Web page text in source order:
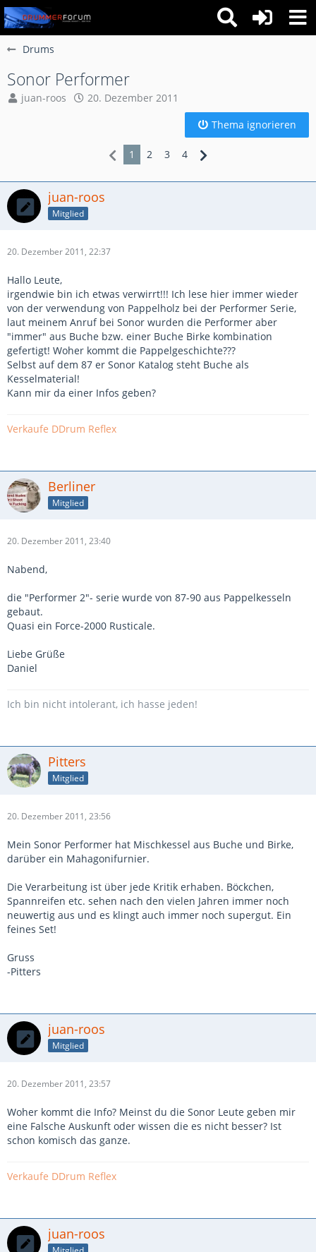
Drums
Sonor Performer
juan-roos
20. Dezember 2011
Thema ignorieren
1 2 3 4
juan-roos
Mitglied
20. Dezember 2011, 22:37
Hallo Leute,
irgendwie bin ich etwas verwirrt!!! Ich lese hier immer wieder
von der verwendung von Pappelholz bei der Performer Serie,
laut meinem Anruf bei Sonor wurden die Performer aber
"immer" aus Buche bzw. einer Buche Birke kombination
gefertigt! Woher kommt die Pappelgeschichte???
Selbst auf dem 87 er Sonor Katalog steht Buche als
Kesselmaterial!
Kann mir da einer Infos geben?
Verkaufe DDrum Reflex
Berliner
Mitglied
20. Dezember 2011, 23:40
Nabend,
die "Performer 2"- serie wurde von 87-90 aus Pappelkesseln
gebaut.
Quasi ein Force-2000 Rusticale.
Liebe Grüße
Daniel
Ich bin nicht intolerant, ich hasse jeden!
Pitters
Mitglied
20. Dezember 2011, 23:56
Mein Sonor Performer hat Mischkessel aus Buche und Birke,
darüber ein Mahagonifurnier.
Die Verarbeitung ist über jede Kritik erhaben. Böckchen,
Spannreifen etc. sehen nach den vielen Jahren immer noch
neuwertig aus und es klingt auch immer noch supergut. Ein
feines Set!
Gruss
-Pitters
juan-roos
Mitglied
20. Dezember 2011, 23:57
Woher kommt die Info? Meinst du die Sonor Leute geben mir
eine Falsche Auskunft oder wissen die es nicht besser? Ist
schon komisch das ganze.
Verkaufe DDrum Reflex
juan-roos